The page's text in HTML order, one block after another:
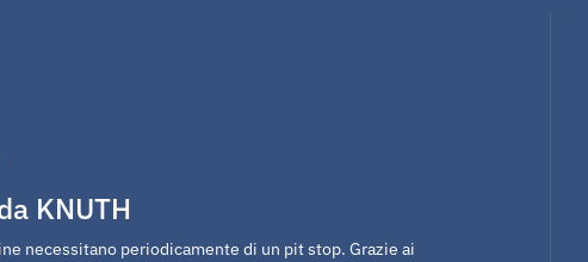
KNUTH
necessitano periodicamente di un pit stop. Grazie ai